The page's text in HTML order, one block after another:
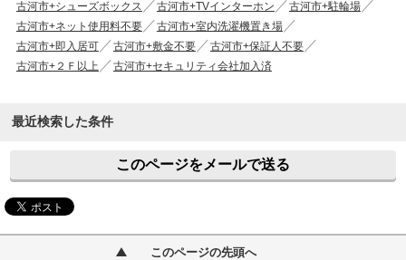
古河市+シューズボックス
古河市+TVインターホン
古河市+駐輪場
古河市+ネット使用料不要
古河市+室内洗濯機置き場
古河市+即入居可
古河市+敷金不要
古河市+保証人不要
古河市+２Ｆ以上
古河市+セキュリティ会社加入済
最近検索した条件
このページをメールで送る
このページの先頭へ